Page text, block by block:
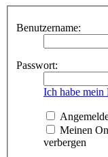
Benutzername:
Passwort:
Ich habe mein
Meinen
verbergen